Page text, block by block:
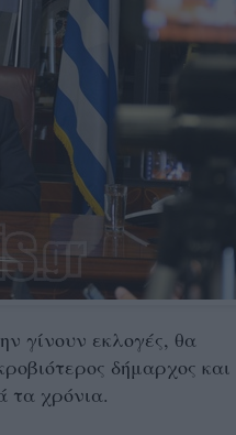
γίνουν εκλογές, θα
δήμαρχος
τα χρόνια.